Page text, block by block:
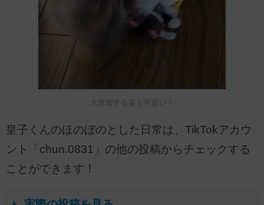
大興奮する姿も可愛い！
皇子くんのほのぼのとした日常は、TikTokアカウ
ント「chun.0831」の他の投稿からチェックする
ことができます！